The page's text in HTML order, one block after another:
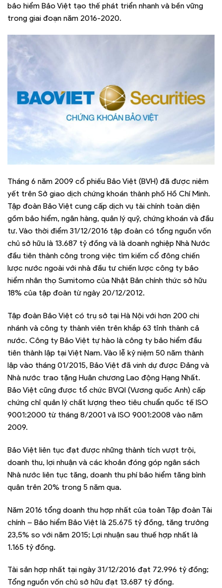
bảo hiểm Bảo Việt tạo thế phát triển nhanh và bền vững
trong giai đoạn năm 2016-2020.
Tháng 6 năm 2009 cổ phiếu Bảo Việt (BVH) đã được niêm
yết trên Sở giao dịch chứng khoán thành phố Hồ Chí Minh.
Tập đoàn Bảo Việt cung cấp dịch vụ tài chính toàn diện
gồm bảo hiểm, ngân hàng, quản lý quỹ, chứng khoán và đầu
tư. Vào thời điểm 31/12/2016 tập đoàn có tổng nguồn vốn
chủ sở hữu là 13.687 tỷ đồng và là doanh nghiệp Nhà Nước
đầu tiên thành công trong việc tìm kiếm cổ đông chiến
lược nước ngoài với nhà đầu tư chiến lược công ty bảo
hiểm nhân thọ Sumitomo của Nhật Bản chính thức sở hữu
18% của tập đoàn từ ngày 20/12/2012.
Tập đoàn Bảo Việt có trụ sở tại Hà Nội với hơn 200 chi
nhánh và công ty thành viên trên khắp 63 tỉnh thành cả
nước. Công ty Bảo Việt tự hào là công ty bảo hiểm đầu
tiên thành lập tại Việt Nam. Vào lễ kỷ niệm 50 năm thành
lập vào tháng 01/2015, Bảo Việt đã vinh dự được Đảng và
Nhà nước trao tặng Huân chương Lao động Hạng Nhất.
Bảo Việt cũng được tổ chức BVQI (Vương quốc Anh) cấp
chứng chỉ quản lý chất lượng theo tiêu chuẩn quốc tế ISO
9001:2000 từ tháng 8/2001 và ISO 9001:2008 vào năm
2009.
Bảo Việt liên tục đạt được những thành tích vượt trội,
doanh thu, lợi nhuận và các khoản đóng góp ngân sách
Nhà nước liên tục tăng, doanh thu phí bảo hiểm tăng bình
quân trên 20% trong 5 năm qua.
Năm 2016 tổng doanh thu hợp nhất của toàn Tập đoàn Tài
chính – Bảo hiểm Bảo Việt là 25.675 tỷ đồng, tăng trưởng
23,5% so với năm 2015; Lợi nhuận sau thuế hợp nhất là
1.165 tỷ đồng.
Tài sản hợp nhất tại ngày 31/12/2016 đạt 72.996 tỷ đồng;
Tổng nguồn vốn chủ sở hữu đạt 13.687 tỷ đồng.